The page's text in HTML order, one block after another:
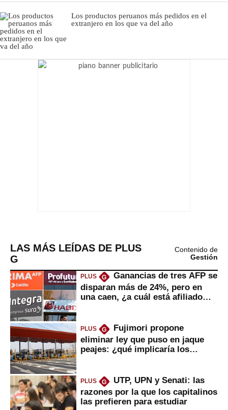
Los productos peruanos más pedidos en el
extranjero en los que va del año
LAS MÁS LEÍDAS DE PLUS
G
Contenido de
Gestión
PLUS G
Ganancias de tres AFP se
disparan más de 24%, pero en
una caen, ¿a cuál está afiliado
PLUS G
Fujimori propone
eliminar ley que puso en jaque
peajes: ¿qué implicaría los
PLUS G
UTP, UPN y Senati: las
razones por la que los capitalinos
las prefieren para estudiar